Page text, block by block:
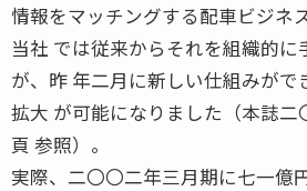
情報をマッチングする配車ビジネス
当社 では従来からそれを組織的に
が、昨 年二月に新しい仕組みがで
拡大 が可能になりました（本誌二
頁 参照）。
実際、二〇〇二年三月期に七一億